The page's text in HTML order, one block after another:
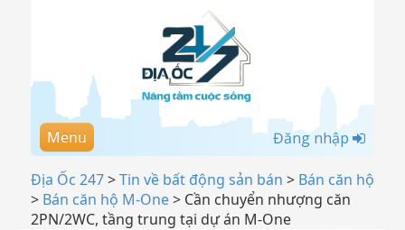
Menu Đăng nhập
Địa Ốc 247>Tin về bất động sản bán > Bán căn hộ
> Bán căn hộ M-One> Cần chuyển nhượng căn
2PN/2WC, tầng trung tại dự án M-One